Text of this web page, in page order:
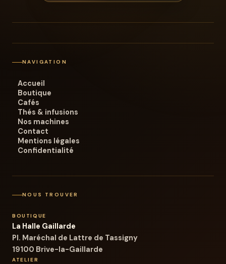
NAVIGATION
Accueil
Boutique
Cafés
Thés & infusions
Nos machines
Contact
Mentions légales
Confidentialité
NOUS TROUVER
BOUTIQUE
La Halle Gaillarde
Pl. Maréchal de Lattre de Tassigny
19100 Brive-la-Gaillarde
ATELIER